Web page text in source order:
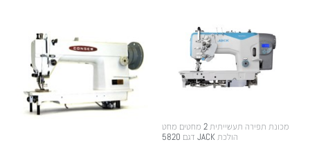
מכונת תפירה תעשייתית 2 מחטים מחט
הולכת JACK דגם 5820